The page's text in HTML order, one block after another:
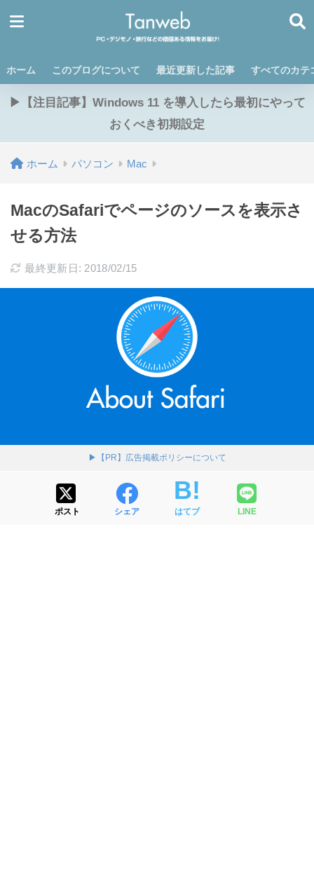
ホーム このブログについて 最近更新した記事 すべてのカテ
▶【注目記事】Windows 11 を導入したら最初にやって
おくべき初期設定
ホーム パソコン Mac
MacのSafariでページのソースを表示さ
せる方法
最終更新日: 2018/02/15
▶【PR】広告掲載ポリシーについて
ポスト シェア はてブ LINE